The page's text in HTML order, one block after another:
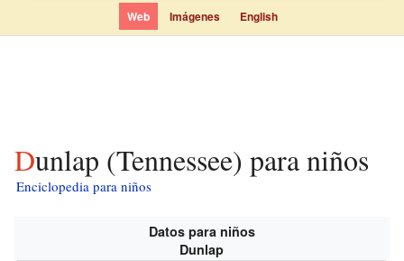
Web Imágenes English
Dunlap (Tennessee) para niños
Enciclopedia para niños
Datos para niños
Dunlap